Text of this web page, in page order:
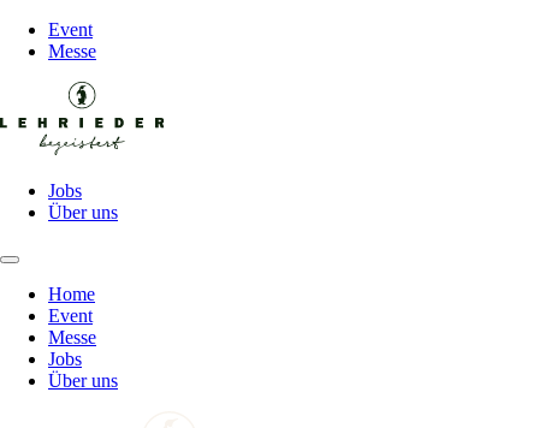
Event
Messe
Jobs
Über uns
Home
Event
Messe
Jobs
Über uns